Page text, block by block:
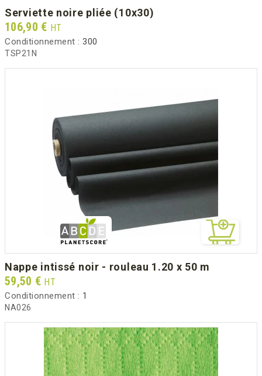
serviette noire pliée (10x30)
Prix
106,90 € HT
Conditionnement : 300
TSP21N
nappe intissé noir - rouleau 1.20 x 50 m
Prix
59,50 € HT
Conditionnement : 1
NA026